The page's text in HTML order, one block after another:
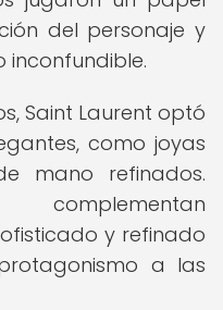
del personaje y
inconfundible.
Saint Laurent optó
como joyas
mano refinados.
y refinado
a las